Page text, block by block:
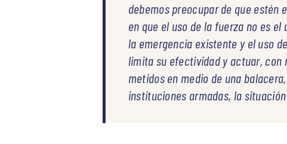
debemos preocupar de que estén
en que el uso de la fuerza no es
la emergencia existente y el uso
limita su efectividad y actuar, con
metidos en medio de una
instituciones armadas, la